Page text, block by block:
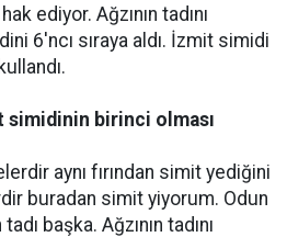
ediyor. Ağzının tadını
6'ncı sıraya aldı. İzmit simidi
simidinin birinci olması
aynı fırından simit yediğini
buradan simit yiyorum. Odun
başka. Ağzının tadını